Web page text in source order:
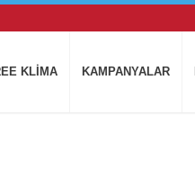
KLİMA KAMPANYALAR